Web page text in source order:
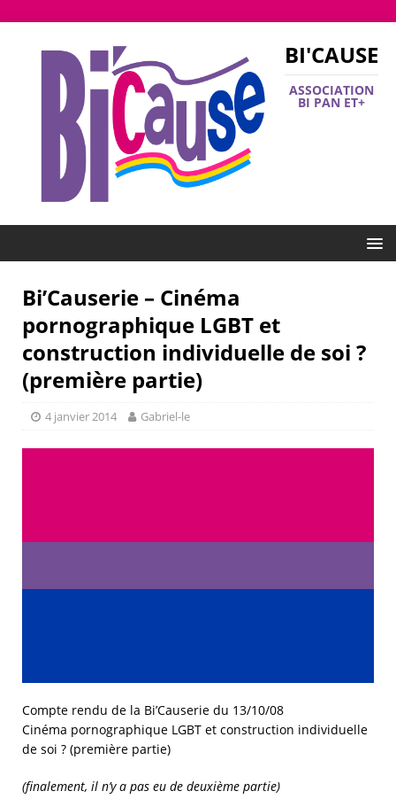
BI'CAUSE
ASSOCIATION
BI PAN ET+
Bi’Causerie – Cinéma
pornographique LGBT et
construction individuelle de soi ?
(première partie)
4 janvier 2014 Gabriel-le
Compte rendu de la Bi’Causerie du 13/10/08
Cinéma pornographique LGBT et construction individuelle
de soi ? (première partie)
(finalement, il n’y a pas eu de deuxième partie)